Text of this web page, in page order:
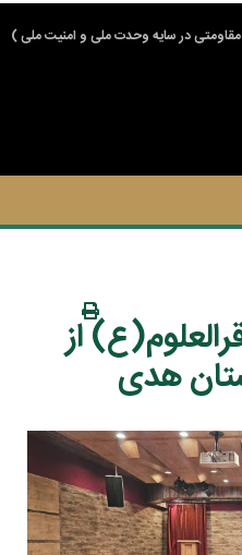
در سایه وحدت ملی و امنیت ملی )
از
هدی